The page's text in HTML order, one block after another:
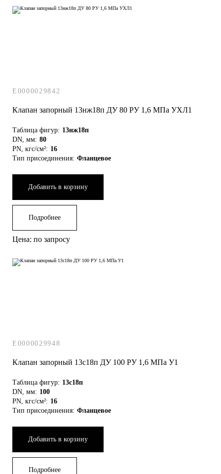
E0000029842
Клапан запорный 13нж18п ДУ 80 РУ 1,6 МПа УХЛ1
Таблица фигур: 13нж18п
DN, мм: 80
PN, кгс/см²: 16
Тип присоединения: Фланцевое
Добавить в корзину
Подробнее
Цена: по запросу
E0000029948
Клапан запорный 13с18п ДУ 100 РУ 1,6 МПа У1
Таблица фигур: 13с18п
DN, мм: 100
PN, кгс/см²: 16
Тип присоединения: Фланцевое
Добавить в корзину
Подробнее